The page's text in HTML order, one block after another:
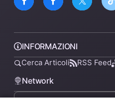
INFORMAZIONI
Cerca Articoli RSS Feed
Network